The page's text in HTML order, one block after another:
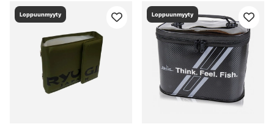
Loppuunmyyty Loppuunmyyty